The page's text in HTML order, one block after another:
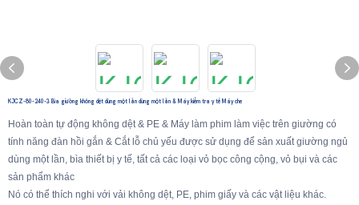
KJCZ-80-240-3 Bìa giường không dệt dùng một lần dùng một lần & Máy kiểm tra y tế Máy che
Hoàn toàn tự động không dệt & PE & Máy làm phim làm việc trên giường có
tính năng đàn hồi gắn & Cắt lỗ chủ yếu được sử dụng để sản xuất giường ngủ
dùng một lần, bìa thiết bị y tế, tất cả các loại vỏ bọc công cộng, vỏ bụi và các
sản phẩm khác
Nó có thể thích nghi với vải không dệt, PE, phim giấy và các vật liệu khác.